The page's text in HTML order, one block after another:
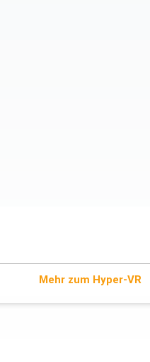
Mehr zum Hyper-VR